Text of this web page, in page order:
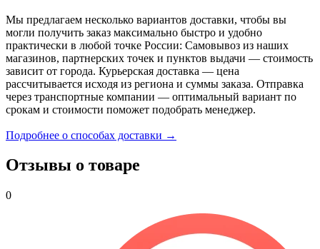
Мы предлагаем несколько вариантов доставки, чтобы вы
могли получить заказ максимально быстро и удобно
практически в любой точке России: Самовывоз из наших
магазинов, партнерских точек и пунктов выдачи — стоимость
зависит от города. Курьерская доставка — цена
рассчитывается исходя из региона и суммы заказа. Отправка
через транспортные компании — оптимальный вариант по
срокам и стоимости поможет подобрать менеджер.
Подробнее о способах доставки →
Отзывы о товаре
0